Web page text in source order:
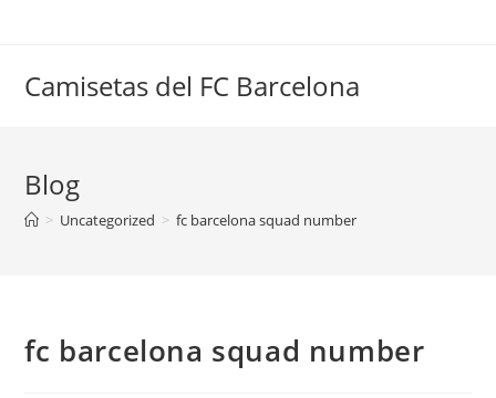
Camisetas del FC Barcelona
Blog
> Uncategorized > fc barcelona squad number
fc barcelona squad number